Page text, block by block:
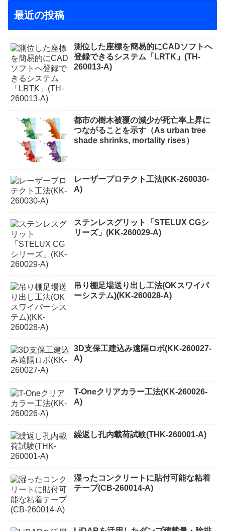
最近の投稿
測位した座標を簡易的にCADソフトへ
登録できるシステム「LRTK」(TH-
260013-A)
都市の樹木被覆の減少が死亡率上昇に
つながることを示す（As urban tree
shade shrinks, mortality rises）
レーザープロテクト⼯法(KK-260030-
A)
ステンレスグリット「STELUX CGシ
リーズ」(KK-260029-A)
吊り棚足場送り出し工法(OKスワイパ
ーシステム)(KK-260028-A)
3D支保工建込み遠隔ロボ(KK-260027-
A)
T-Oneクリアカラー工法(KK-260026-
A)
繰返し孔内載荷試験(THK-260001-A)
湿ったコンクリートに貼付可能な粘着
テープ(CB-260014-A)